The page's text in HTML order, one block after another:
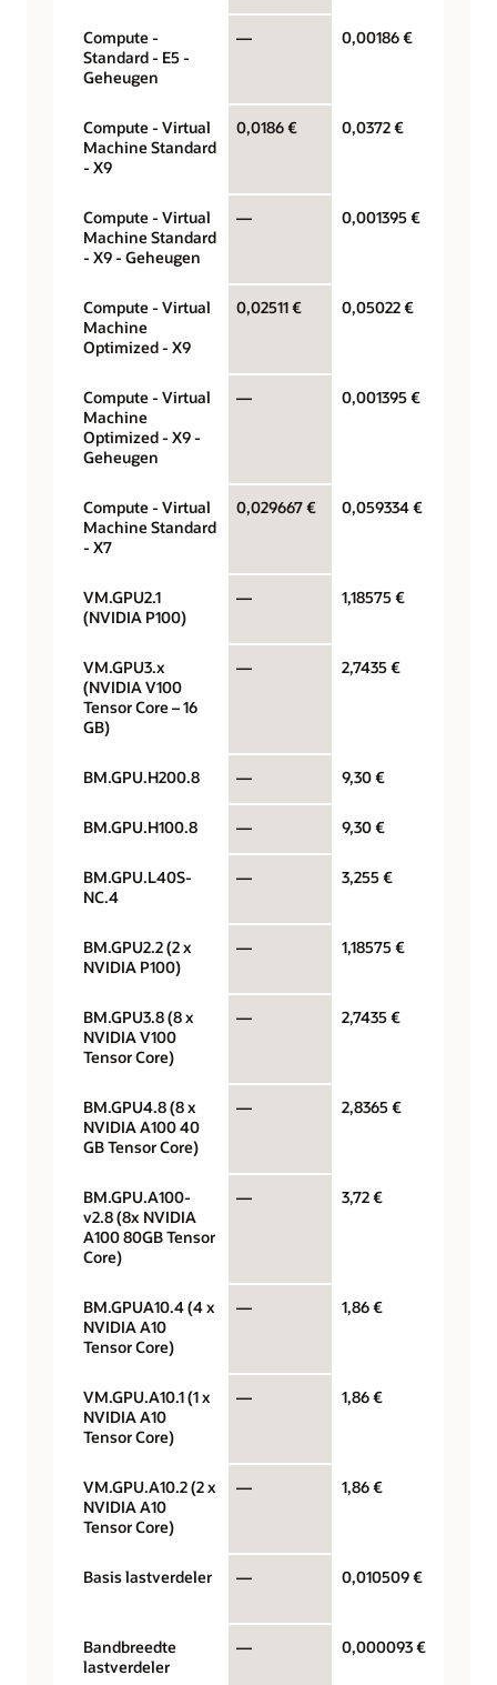
Compute -
Standard - E5 -
Geheugen
— 0,00186 €
Compute - Virtual
Machine Standard
- X9
0,0186 € 0,0372 €
Compute - Virtual
Machine Standard
- X9 - Geheugen
— 0,001395 €
Compute - Virtual
Machine
Optimized - X9
0,02511 € 0,05022 €
Compute - Virtual
Machine
Optimized - X9 -
Geheugen
— 0,001395 €
Compute - Virtual
Machine Standard
- X7
0,029667 € 0,059334 €
VM.GPU2.1
(NVIDIA P100)
— 1,18575 €
VM.GPU3.x
(NVIDIA V100
Tensor Core – 16
GB)
— 2,7435 €
BM.GPU.H200.8 — 9,30 €
BM.GPU.H100.8 — 9,30 €
BM.GPU.L40S-
NC.4
— 3,255 €
BM.GPU2.2 (2 x
NVIDIA P100)
— 1,18575 €
BM.GPU3.8 (8 x
NVIDIA V100
Tensor Core)
— 2,7435 €
BM.GPU4.8 (8 x
NVIDIA A100 40
GB Tensor Core)
— 2,8365 €
BM.GPU.A100-
v2.8 (8x NVIDIA
A100 80GB Tensor
Core)
— 3,72 €
BM.GPUA10.4 (4 x
NVIDIA A10
Tensor Core)
— 1,86 €
VM.GPU.A10.1 (1 x
NVIDIA A10
Tensor Core)
— 1,86 €
VM.GPU.A10.2 (2 x
NVIDIA A10
Tensor Core)
— 1,86 €
Basis lastverdeler — 0,010509 €
Bandbreedte
lastverdeler
— 0,000093 €